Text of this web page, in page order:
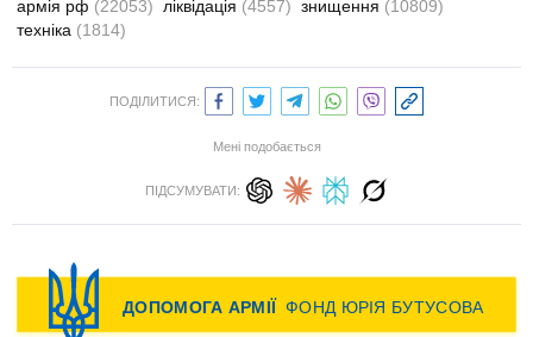
армія рф (22053) ліквідація (4557) знищення (10809)
техніка (1814)
ПОДІЛИТИСЯ:
Мені подобається
ПІДСУМУВАТИ: